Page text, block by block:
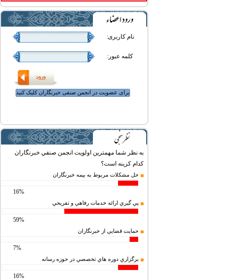
نام کاربری:
کلمه عبور:
برای عضویت در انجمن صنفی خبرنگاران کلیک کنید
به نظر شما مهمترين اولويت انجمن صنفي خبرنگاران
كدام كزينه است؟
حل مشكلات مربوط به بيمه خبرنگاران
16%
پي گيري ارائه خدمات رفاهي و تفريحي
59%
حمايت قضايي از خبرنگاران
7%
برگزاري دوره هاي تخصصي در حوزه رسانه
16%